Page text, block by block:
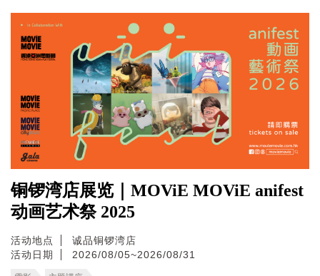
铜锣湾店展览｜MOViE MOViE anifest
动画艺术祭 2025
活动地点
诚品铜锣湾店
活动日期
2026/08/05~2026/08/31